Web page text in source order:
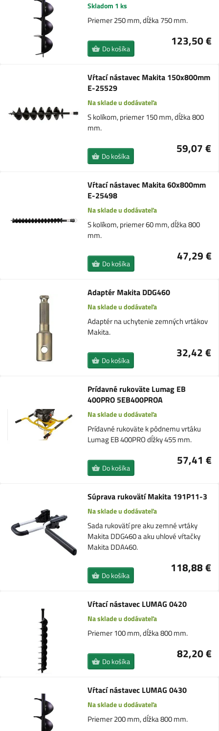
Skladom 1 ks
Priemer 250 mm, dĺžka 750 mm.
123,50 €
Do košíka
Vŕtací nástavec Makita 150x800mm
E-25529
Na sklade u dodávateľa
S kolíkom, priemer 150 mm, dĺžka 800
mm.
59,07 €
Do košíka
Vŕtací nástavec Makita 60x800mm
E-25498
Na sklade u dodávateľa
S kolíkom, priemer 60 mm, dĺžka 800
mm.
47,29 €
Do košíka
Adaptér Makita DDG460
Na sklade u dodávateľa
Adaptér na uchytenie zemných vrtákov
Makita.
32,42 €
Do košíka
Prídavné rukoväte Lumag EB
400PRO 5EB400PROA
Na sklade u dodávateľa
Prídavné rukoväte k pôdnemu vrtáku
Lumag EB 400PRO dĺžky 455 mm.
57,41 €
Do košíka
Súprava rukovätí Makita 191P11-3
Na sklade u dodávateľa
Sada rukovätí pre aku zemné vrtáky
Makita DDG460 a aku uhlové vŕtačky
Makita DDA460.
118,88 €
Do košíka
Vŕtací nástavec LUMAG 0420
Na sklade u dodávateľa
Priemer 100 mm, dĺžka 800 mm.
82,20 €
Do košíka
Vŕtací nástavec LUMAG 0430
Na sklade u dodávateľa
Priemer 200 mm, dĺžka 800 mm.